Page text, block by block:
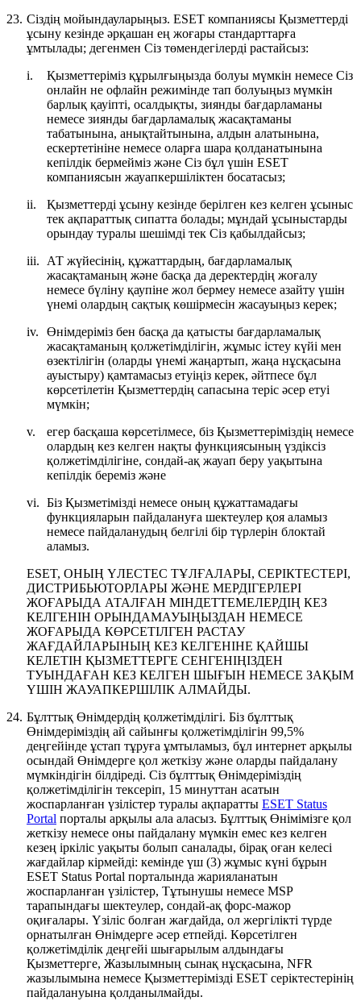
23. Сіздің мойындауларыңыз. ESET компаниясы Қызметтерді
ұсыну кезінде әрқашан ең жоғары стандарттарға
ұмтылады; дегенмен Сіз төмендегілерді растайсыз:
i.
Қызметтеріміз құрылғыңызда болуы мүмкін немесе Сіз
онлайн не офлайн режимінде тап болуыңыз мүмкін
барлық қауіпті, осалдықты, зиянды бағдарламаны
немесе зиянды бағдарламалық жасақтаманы
табатынына, анықтайтынына, алдын алатынына,
ескертетініне немесе оларға шара қолданатынына
кепілдік бермейміз және Сіз бұл үшін ESET
компаниясын жауапкершіліктен босатасыз;
ii.
Қызметтерді ұсыну кезінде берілген кез келген ұсыныс
тек ақпараттық сипатта болады; мұндай ұсыныстарды
орындау туралы шешімді тек Сіз қабылдайсыз;
iii. АТ жүйесінің, құжаттардың, бағдарламалық
жасақтаманың және басқа да деректердің жоғалу
немесе бүліну қаупіне жол бермеу немесе азайту үшін
үнемі олардың сақтық көшірмесін жасауыңыз керек;
iv.
Өнімдеріміз бен басқа да қатысты бағдарламалық
жасақтаманың қолжетімділігін, жұмыс істеу күйі мен
өзектілігін (оларды үнемі жаңартып, жаңа нұсқасына
ауыстыру) қамтамасыз етуіңіз керек, әйтпесе бұл
көрсетілетін Қызметтердің сапасына теріс әсер етуі
мүмкін;
v.
егер басқаша көрсетілмесе, біз Қызметтеріміздің немесе
олардың кез келген нақты функциясының үздіксіз
қолжетімділігіне, сондай-ақ жауап беру уақытына
кепілдік береміз және
vi. Біз Қызметімізді немесе оның құжаттамадағы
функцияларын пайдалануға шектеулер қоя аламыз
немесе пайдаланудың белгілі бір түрлерін блоктай
аламыз.
ESET, ОНЫҢ ҮЛЕСТЕС ТҰЛҒАЛАРЫ, СЕРІКТЕСТЕРІ,
ДИСТРИБЬЮТОРЛАРЫ ЖӘНЕ МЕРДІГЕРЛЕРІ
ЖОҒАРЫДА АТАЛҒАН МІНДЕТТЕМЕЛЕРДІҢ КЕЗ
КЕЛГЕНІН ОРЫНДАМАУЫҢЫЗДАН НЕМЕСЕ
ЖОҒАРЫДА КӨРСЕТІЛГЕН РАСТАУ
ЖАҒДАЙЛАРЫНЫҢ КЕЗ КЕЛГЕНІНЕ ҚАЙШЫ
КЕЛЕТІН ҚЫЗМЕТТЕРГЕ СЕНГЕНІҢІЗДЕН
ТУЫНДАҒАН КЕЗ КЕЛГЕН ШЫҒЫН НЕМЕСЕ ЗАҚЫМ
ҮШІН ЖАУАПКЕРШІЛІК АЛМАЙДЫ.
24. Бұлттық Өнімдердің қолжетімділігі. Біз бұлттық
Өнімдеріміздің ай сайынғы қолжетімділігін 99,5%
деңгейінде ұстап тұруға ұмтыламыз, бұл интернет арқылы
осындай Өнімдерге қол жеткізу және оларды пайдалану
мүмкіндігін білдіреді. Сіз бұлттық Өнімдеріміздің
қолжетімділігін тексеріп, 15 минуттан асатын
жоспарланған үзілістер туралы ақпаратты ESET Status
Portal порталы арқылы ала аласыз. Бұлттық Өнімімізге қол
жеткізу немесе оны пайдалану мүмкін емес кез келген
кезең іркіліс уақыты болып саналады, бірақ оған келесі
жағдайлар кірмейді: кемінде үш (3) жұмыс күні бұрын
ESET Status Portal порталында жарияланатын
жоспарланған үзілістер, Тұтынушы немесе MSP
тарапындағы шектеулер, сондай-ақ форс-мажор
оқиғалары. Үзіліс болған жағдайда, ол жергілікті түрде
орнатылған Өнімдерге әсер етпейді. Көрсетілген
қолжетімділік деңгейі шығарылым алдындағы
Қызметтерге, Жазылымның сынақ нұсқасына, NFR
жазылымына немесе Қызметтерімізді ESET серіктестерінің
пайдалануына қолданылмайды.